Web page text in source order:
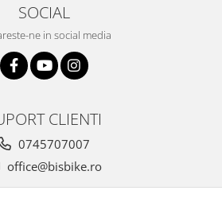
SOCIAL
ne in social media
CLIENTI
0745707007
office@bisbike.ro